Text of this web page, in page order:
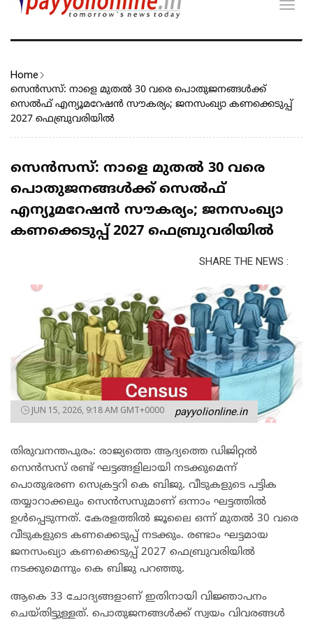
Home
സെൻസസ്: നാളെ മുതൽ 30 വരെ പൊതുജനങ്ങൾക്ക്
സെൽഫ് എന്യൂമറേഷൻ സൗകര്യം; ജനസംഖ്യാ കണക്കെടുപ്പ്
2027 ഫെബ്രുവരിയിൽ
സെൻസസ്: നാളെ മുതൽ 30 വരെ
പൊതുജനങ്ങൾക്ക് സെൽഫ്
എന്യൂമറേഷൻ സൗകര്യം; ജനസംഖ്യാ
കണക്കെടുപ്പ് 2027 ഫെബ്രുവരിയിൽ
SHARE THE NEWS :
JUN 15, 2026, 9:18 AM GMT+0000 payyolionline.in
തിരുവനന്തപുരം: രാജ്യത്തെ ആദ്യത്തെ ഡിജിറ്റൽ
സെൻസസ് രണ്ട് ഘട്ടങ്ങളിലായി നടക്കുമെന്ന്
പൊതുഭരണ സെക്രട്ടറി കെ ബിജു. വീടുകളുടെ പട്ടിക
തയ്യാറാക്കലും സെൻസസുമാണ് ഒന്നാം ഘട്ടത്തിൽ
ഉൾപ്പെടുന്നത്. കേരളത്തിൽ ജൂലൈ ഒന്ന് മുതൽ 30 വരെ
വീടുകളുടെ കണക്കെടുപ്പ് നടക്കും. രണ്ടാം ഘട്ടമായ
ജനസംഖ്യാ കണക്കെടുപ്പ് 2027 ഫെബ്രുവരിയിൽ
നടക്കുമെന്നും കെ ബിജു പറഞ്ഞു.
ആകെ 33 ചോദ്യങ്ങളാണ് ഇതിനായി വിജ്ഞാപനം
ചെയ്തിട്ടുള്ളത്. പൊതുജനങ്ങൾക്ക് സ്വയം വിവരങ്ങൾ